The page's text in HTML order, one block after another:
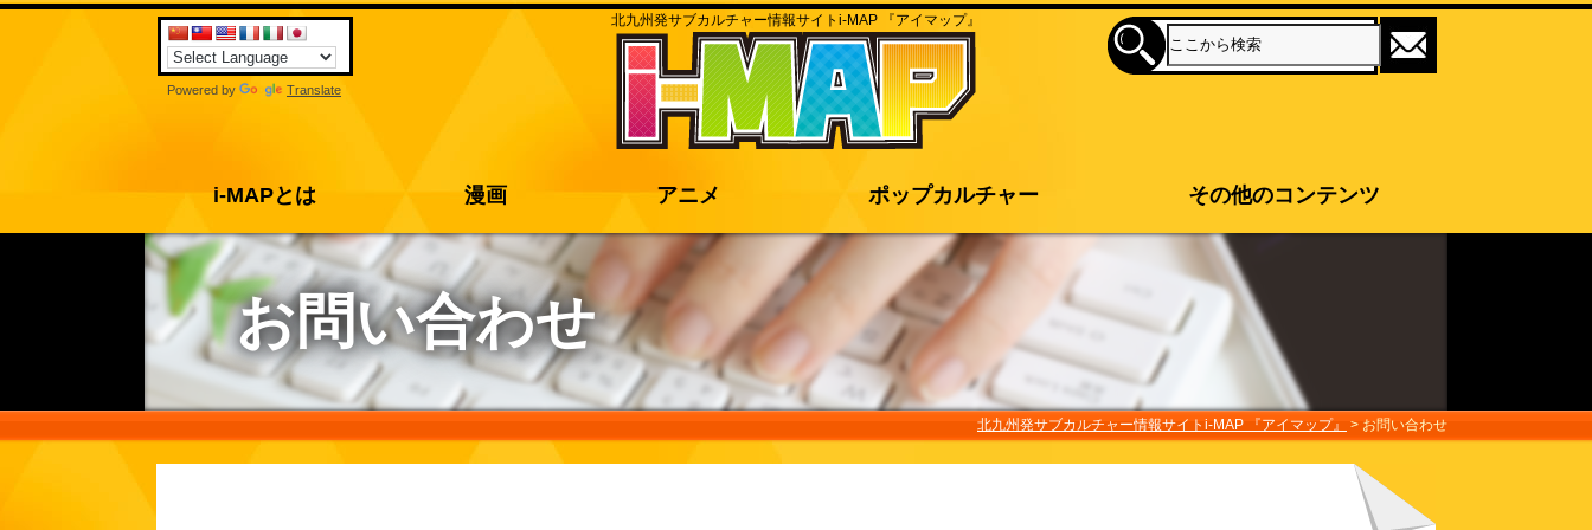
北九州発サブカルチャー情報サイトi-MAP 『アイマップ』
Powered by Translate
i-MAPとは 漫画 アニメ ポップカルチャー その他のコンテンツ
お問い合わせ
北九州発サブカルチャー情報サイトi-MAP 『アイマップ』 > お問い合わせ